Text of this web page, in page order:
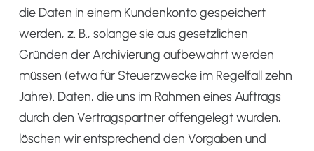
die Daten in einem Kundenkonto gespeichert
werden, z. B., solange sie aus gesetzlichen
Gründen der Archivierung aufbewahrt werden
müssen (etwa für Steuerzwecke im Regelfall zehn
Jahre). Daten, die uns im Rahmen eines Auftrags
durch den Vertragspartner offengelegt wurden,
löschen wir entsprechend den Vorgaben und